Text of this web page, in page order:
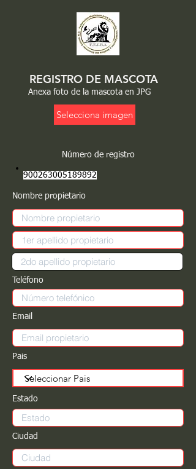
REGISTRO DE MASCOTA
Anexa foto de la mascota en JPG
Selecciona imagen
Número de registro
900263005189892
Nombre propietario
Teléfono
Email
Pais
Estado
Ciudad